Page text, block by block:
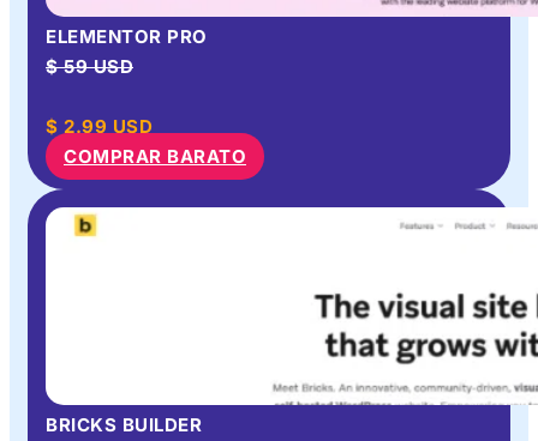
ELEMENTOR PRO
$ 59 USD
$ 2.99 USD
COMPRAR BARATO
BRICKS BUILDER